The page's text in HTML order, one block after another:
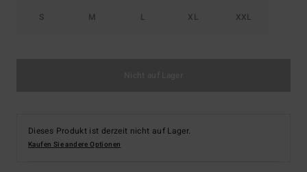
S M L XL XXL
Dieses Produkt ist derzeit nicht auf Lager.
Kaufen Sie andere Optionen